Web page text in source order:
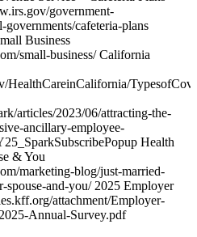
government-
governments/cafeteria-plans
Business
small-business/ California
HealthCareinCalifornia/
articles/2023/06/attracting-the-
ancillary-employee-
Health
& You
marketing-blog/just-married-
spouse-and-you/ 2025 Employer
attachment/Employer-
Annual-Survey.pdf